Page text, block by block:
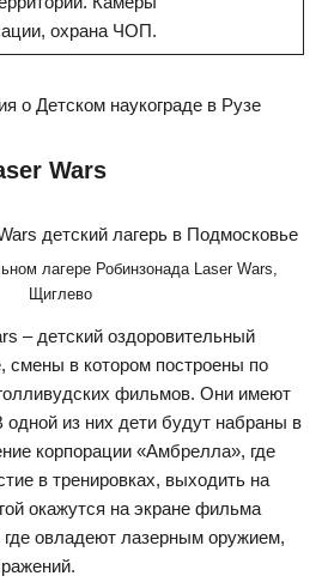
охрана ЧОП.
о Детском наукограде в Рузе
Wars
лагере Робинзонада Laser Wars,
Щиглево
– детский оздоровительный
смены в котором построены по
фильмов. Они имеют
из них дети будут набраны в
корпорации «Амбрелла», где
в тренировках, выходить на
окажутся на экране фильма
овладеют лазерным оружием,